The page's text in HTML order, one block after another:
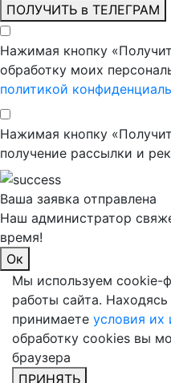
ПОЛУЧИТЬ в ТЕЛЕГРАМ
Нажимая кнопку
обработку моих
политикой
Нажимая кнопку
получение рассылки и
Ваша заявка отправлена
Наш администратор
время!
Ок
Мы используем cookie-
работы сайта.
принимаете условия их
обработку cookies вы
браузера
ПРИНЯТЬ